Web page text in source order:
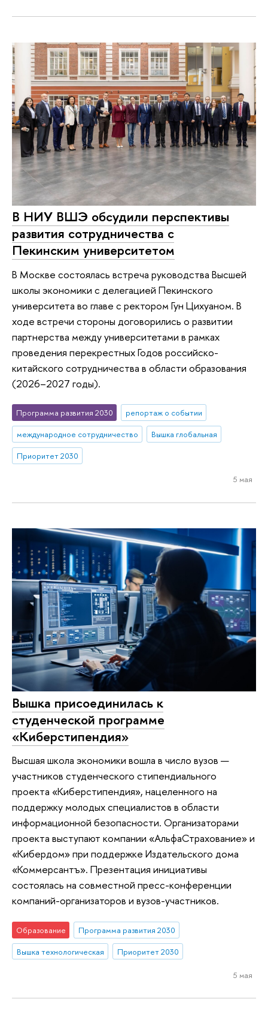
В НИУ ВШЭ обсудили перспективы
развития сотрудничества с
Пекинским университетом
В Москве состоялась встреча руководства Высшей
школы экономики с делегацией Пекинского
университета во главе с ректором Гун Цихуаном. В
ходе встречи стороны договорились о развитии
партнерства между университетами в рамках
проведения перекрестных Годов российско-
китайского сотрудничества в области образования
(2026–2027 годы).
Программа развития 2030
репортаж о событии
международное сотрудничество
Вышка глобальная
Приоритет 2030
5 мая
Вышка присоединилась к
студенческой программе
«Киберстипендия»
Высшая школа экономики вошла в число вузов —
участников студенческого стипендиального
проекта «Киберстипендия», нацеленного на
поддержку молодых специалистов в области
информационной безопасности. Организаторами
проекта выступают компании «АльфаСтрахование» и
«Кибердом» при поддержке Издательского дома
«Коммерсантъ». Презентация инициативы
состоялась на совместной пресс-конференции
компаний-организаторов и вузов-участников.
Образование
Программа развития 2030
Вышка технологическая
Приоритет 2030
5 мая